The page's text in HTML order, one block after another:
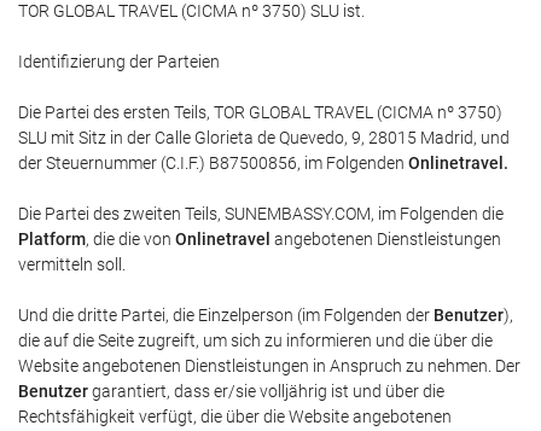
TOR GLOBAL TRAVEL (CICMA nº 3750) SLU ist.
Identifizierung der Parteien
Die Partei des ersten Teils, TOR GLOBAL TRAVEL (CICMA nº 3750)
SLU mit Sitz in der Calle Glorieta de Quevedo, 9, 28015 Madrid, und
der Steuernummer (C.I.F.) B87500856, im Folgenden Onlinetravel .
Die Partei des zweiten Teils, SUNEMBASSY.COM, im Folgenden die
Platform, die die von Onlinetravel angebotenen Dienstleistungen
vermitteln soll.
Und die dritte Partei, die Einzelperson (im Folgenden der Benutzer),
die auf die Seite zugreift, um sich zu informieren und die über die
Website angebotenen Dienstleistungen in Anspruch zu nehmen. Der
Benutzergarantiert, dass er/sie volljährig ist und über die
Rechtsfähigkeit verfügt, die über die Website angebotenen